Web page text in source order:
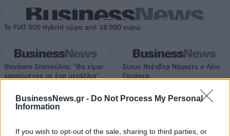
BusinessNews.gr - Do Not Process My Personal
Information
If you wish to opt-out of the sale, sharing to third parties, or
Το FIAT 500 Hybrid τώρα από 18.990 ευρώ
Θανάσης Σπανούλης: "Θα είμαι
χαρούμενος με ένα μετάλλιο"
Στους Ντένβερ Νάγκετς ο Λόνι
Γουόκερ